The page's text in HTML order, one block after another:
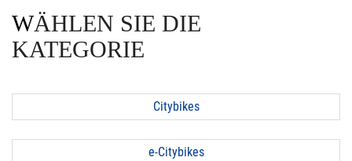
WÄHLEN SIE DIE
KATEGORIE
Citybikes
e-Citybikes